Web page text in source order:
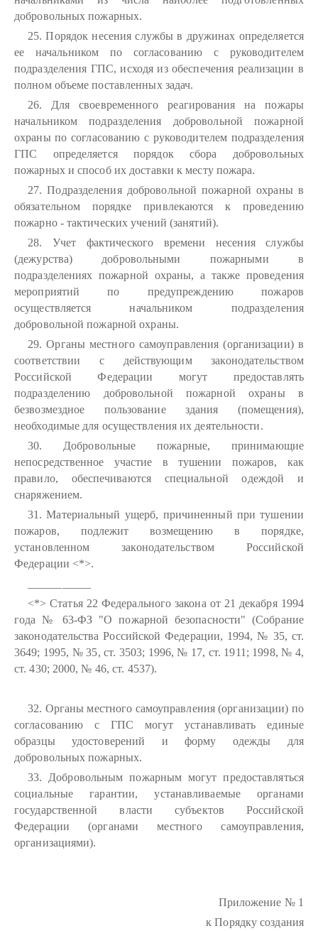
добровольных пожарных.
25. Порядок несения службы в дружинах определяется
ее начальником по согласованию с руководителем
подразделения ГПС, исходя из обеспечения реализации в
полном объеме поставленных задач.
26. Для своевременного реагирования на пожары
начальником подразделения добровольной пожарной
охраны по согласованию с руководителем подразделения
ГПС определяется порядок сбора добровольных
пожарных и способ их доставки к месту пожара.
27. Подразделения добровольной пожарной охраны в
обязательном порядке привлекаются к проведению
пожарно - тактических учений (занятий).
28. Учет фактического времени несения службы
(дежурства) добровольными пожарными в
подразделениях пожарной охраны, а также проведения
мероприятий по предупреждению пожаров
осуществляется начальником подразделения
добровольной пожарной охраны.
29. Органы местного самоуправления (организации) в
соответствии с действующим законодательством
Российской Федерации могут предоставлять
подразделению добровольной пожарной охраны в
безвозмездное пользование здания (помещения),
необходимые для осуществления их деятельности.
30. Добровольные пожарные, принимающие
непосредственное участие в тушении пожаров, как
правило, обеспечиваются специальной одеждой и
снаряжением.
31. Материальный ущерб, причиненный при тушении
пожаров, подлежит возмещению в порядке,
установленном законодательством Российской
Федерации <*>.
<*> Статья 22 Федерального закона от 21 декабря 1994
года № 63-ФЗ "О пожарной безопасности" (Собрание
законодательства Российской Федерации, 1994, № 35, ст.
3649; 1995, № 35, ст. 3503; 1996, № 17, ст. 1911; 1998, № 4,
ст. 430; 2000, № 46, ст. 4537).
32. Органы местного самоуправления (организации) по
согласованию с ГПС могут устанавливать единые
образцы удостоверений и форму одежды для
добровольных пожарных.
33. Добровольным пожарным могут предоставляться
социальные гарантии, устанавливаемые органами
государственной власти субъектов Российской
Федерации (органами местного самоуправления,
организациями).
Приложение № 1
к Порядку создания